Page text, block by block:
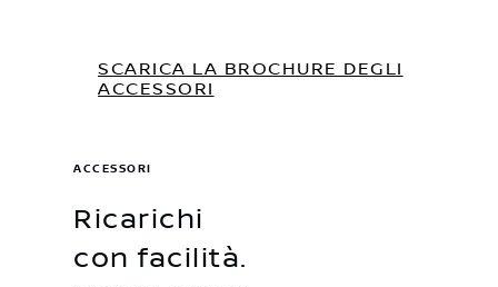
SCARICA LA BROCHURE DEGLI
ACCESSORI
Ricarichi
con facilità.
ACCESSORI